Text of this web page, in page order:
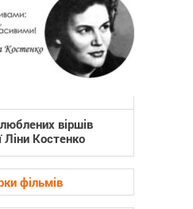
віршів
Ліни Костенко
фільмів